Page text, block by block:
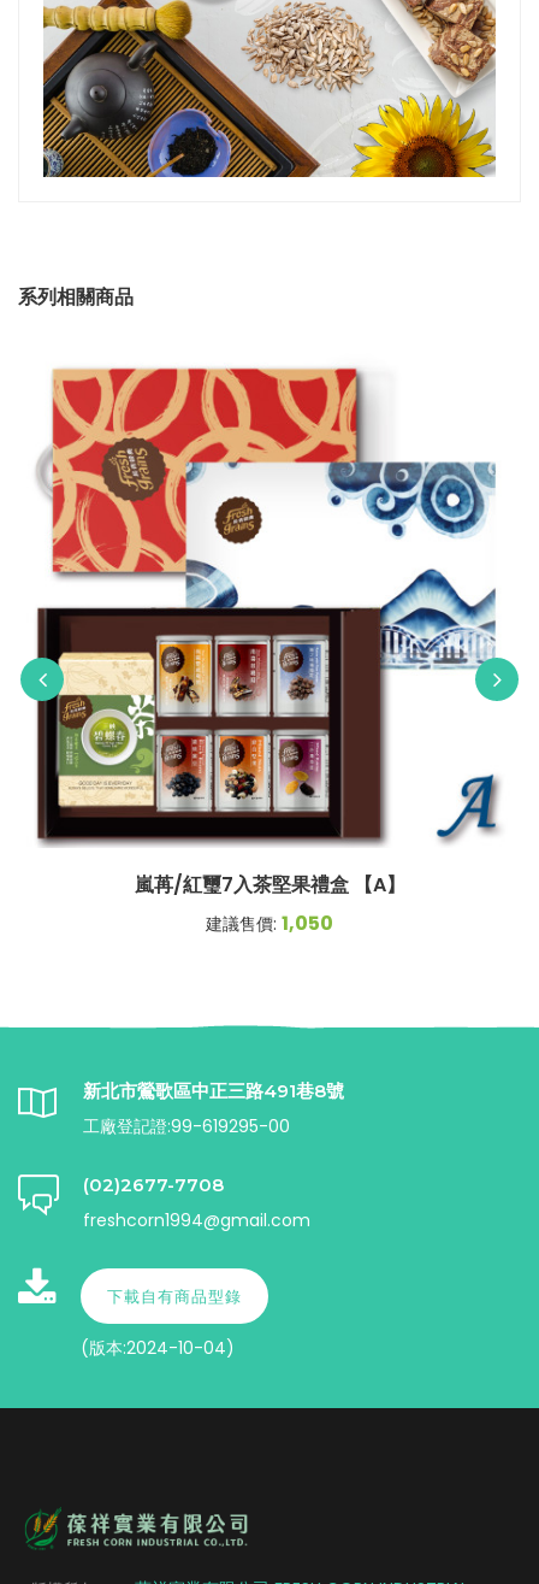
系列相關商品
嵐苒/紅璽7入茶堅果禮盒 【A】
建議售價: 1,050
新北市鶯歌區中正三路491巷8號
工廠登記證:99-619295-00
(02)2677-7708
freshcorn1994@gmail.com
下載自有商品型錄
(版本:2024-10-04)